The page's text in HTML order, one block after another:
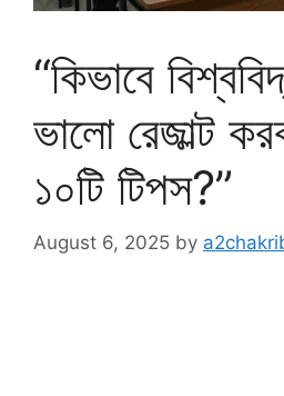
“কিভাবে
ভালো রেজাল্ট
১০টি টিপস?”
August 6, 2025 by